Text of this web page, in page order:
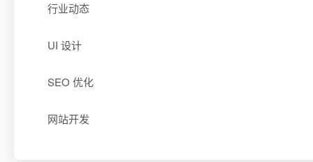
行业动态
UI 设计
SEO 优化
网站开发